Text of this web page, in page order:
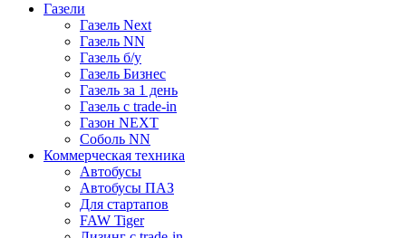
Газели
Газель Next
Газель NN
Газель б/у
Газель Бизнес
Газель за 1 день
Газель с trade-in
Газон NEXT
Соболь NN
Коммерческая техника
Автобусы
Автобусы ПАЗ
Для стартапов
FAW Tiger